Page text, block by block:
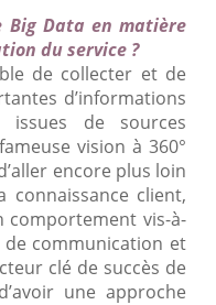
Big Data en matière
du service ?
de collecter et de
d’informations
issues de sources
vision à 360°
encore plus loin
connaissance client,
comportement vis-à-
communication et
clé de succès de
une approche